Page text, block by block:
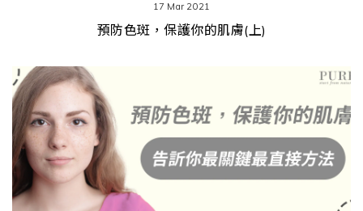
17 Mar 2021
預防色斑，保護你的肌膚(上)